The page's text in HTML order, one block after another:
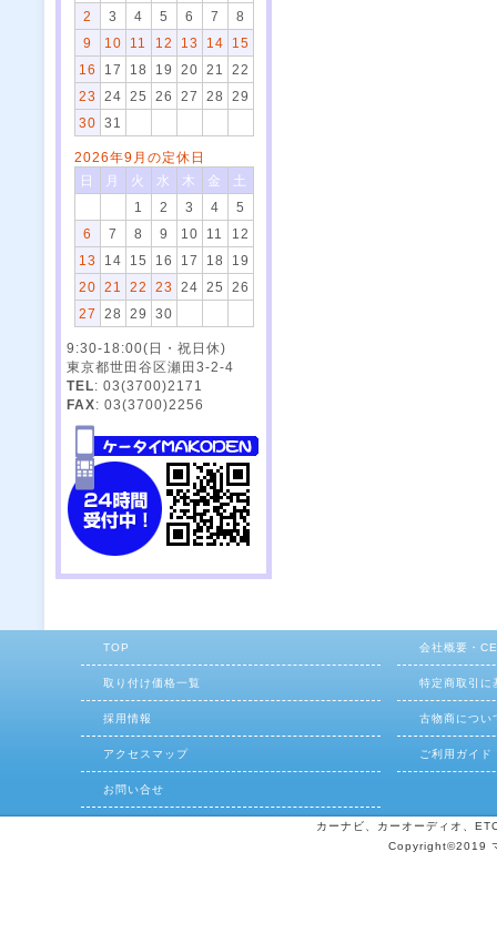
2
3 4 5 6 7
8
9
10 11 12 13 14
15
16
17 18 19 20 21
22
23
24 25 26 27 28
29
30
31
2026年9月の定休日
日
月 火 水 木 金
土
1
2 3 4
5
6
7 8 9 10 11
12
13
14 15 16 17 18
19
20
21 22 23 24 25
26
27
28 29 30
9:30-18:00(日・祝日休)
東京都世田谷区瀬田3-2-4
TEL: 03(3700)2171
FAX: 03(3700)2256
TOP 会社概要・
取り付け価格一覧 特定商取引に
採用情報 古物商につい
アクセスマップ ご利用ガイド
お問い合せ
カーナビ、カーオーディオ、
Copyright©2019